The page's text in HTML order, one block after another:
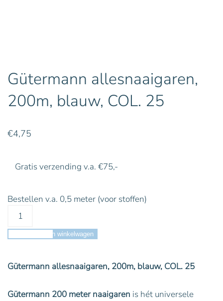
Gütermann allesnaaigaren,
200m, blauw, COL. 25
€4,75
Gratis verzending v.a. €75,-
Bestellen v.a. 0,5 meter (voor stoffen)
Toevoegen aan winkelwagen
Gütermann allesnaaigaren, 200m, blauw, COL. 25
Gütermann 200 meter naaigaren is hét universele